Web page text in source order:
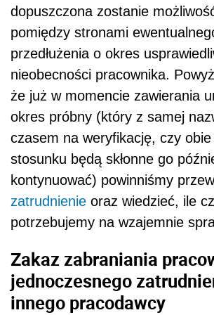
dopuszczona zostanie
pomiędzy stronami
przedłużenia o okres
nieobecności pracownika.
że już w momencie zawierania
okres próbny (który z samej
czasem na weryfikację, czy
stosunku będą skłonne go
kontynuować) powinniśmy
zatrudnienie oraz wiedzieć, ile
potrzebujemy na wzajemnie
Zakaz zabraniania
jednoczesnego
innego pracodawcy